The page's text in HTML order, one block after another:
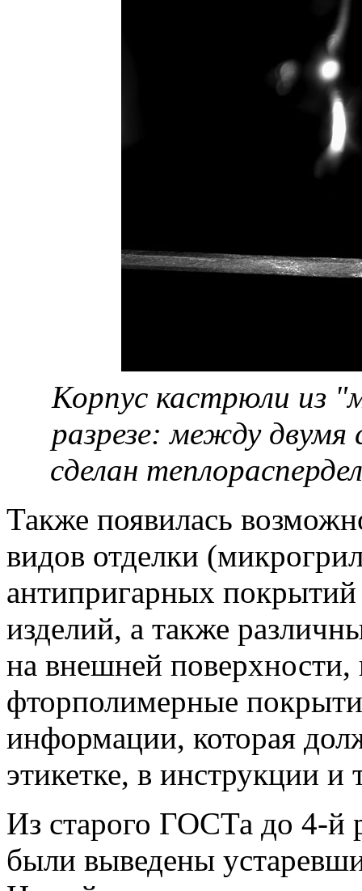
Корпус кастрюли из
разрезе: между
сделан
Также появилась
видов отделки
антипригарных
изделий, а также
на внешней
фторполимерные
информации, которая
этикетке, в инструкции и
Из старого ГОСТа до 4-й
были выведены